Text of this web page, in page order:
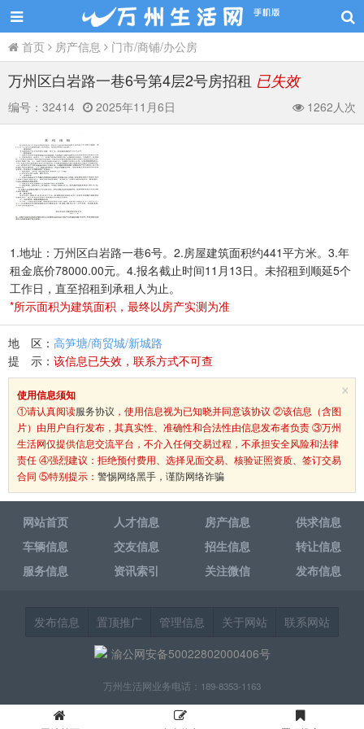
首页 房产信息 门市/商铺/办公房
万州区白岩路一巷6号第4层2号房招租 已失效
编号： 32414 2025年11月6日 1262人次
1.地址：万州区白岩路一巷6号。2.房屋建筑面积约441平方米。3.年
租金底价78000.00元。4.报名截止时间11月13日。未招租到顺延5个
工作日，直至招租到承租人为止。
*所示面积为建筑面积，最终以房产实测为准
地 区： 高笋塘/商贸城/新城路
提 示： 该信息已失效，联系方式不可查
×
使用信息须知
①请认真阅读服务协议 ，使用信息视为已知晓并同意该协议 ②该信息（含图
片）由用户自行发布，其真实性、准确性和合法性由信息发布者负责 ③万州
生活网仅提供信息交流平台，不介入任何交易过程，不承担安全风险和法律
责任 ④强烈建议：拒绝预付费用、选择见面交易、核验证照资质、签订交易
合同 ⑤特别提示： 警惕网络黑手，谨防网络诈骗
网站首页 人才信息 房产信息
供求信息
车辆信息
交友信息 招生信息
转让信息
服务信息
资讯索引 关注微信 发布信息
发布信息 置顶推广 管理信息 关于网站
联系网站
渝公网安备50022802000406号
万州生活网业务电话：189-8353-1163